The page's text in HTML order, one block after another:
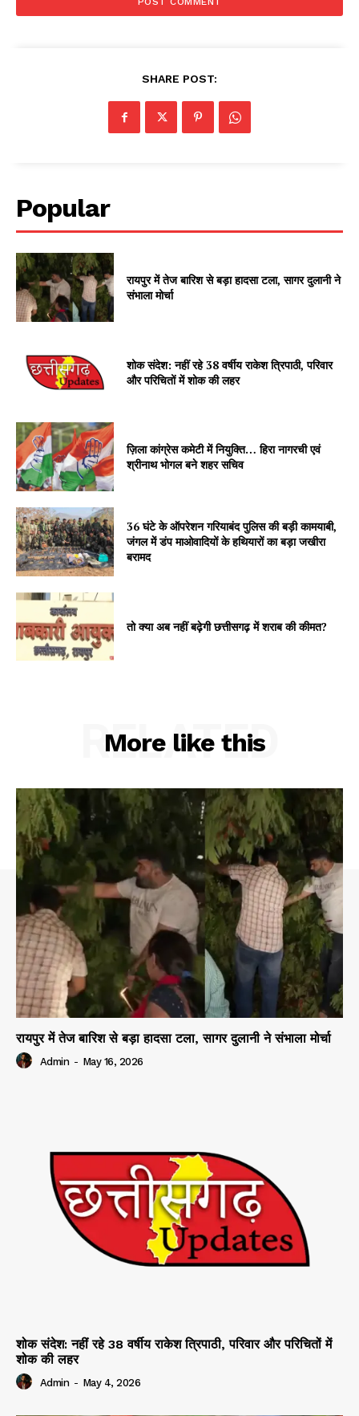
SHARE POST:
Popular
रायपुर में तेज बारिश से बड़ा हादसा टला, सागर दुलानी ने
संभाला मोर्चा
शोक संदेश: नहीं रहे 38 वर्षीय राकेश त्रिपाठी, परिवार
और परिचितों में शोक की लहर
ज़िला कांग्रेस कमेटी में नियुक्ति… हिरा नागरची एवं
श्रीनाथ भोगल बने शहर सचिव
36 घंटे के ऑपरेशन गरियाबंद पुलिस की बड़ी कामयाबी,
जंगल में डंप माओवादियों के हथियारों का बड़ा जखीरा
बरामद
तो क्या अब नहीं बढ़ेगी छत्तीसगढ़ में शराब की कीमत?
More like this
RELATED
रायपुर में तेज बारिश से बड़ा हादसा टला, सागर दुलानी ने संभाला मोर्चा
Admin - May 16, 2026
शोक संदेश: नहीं रहे 38 वर्षीय राकेश त्रिपाठी, परिवार और परिचितों में
शोक की लहर
Admin - May 4, 2026